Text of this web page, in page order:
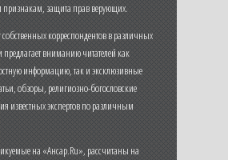
защита прав верующих.
корреспондентов в различных
предлагает вниманию читателей как
информацию, так и эксклюзивные
обзоры, религиозно-богословские
известных экспертов по различным
на «Ансар.Ru», рассчитаны на